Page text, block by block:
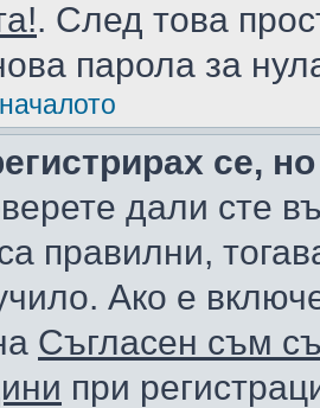
. След това
парола за
се,
дали сте
правилни,
Ако е
Съгласен съм
при